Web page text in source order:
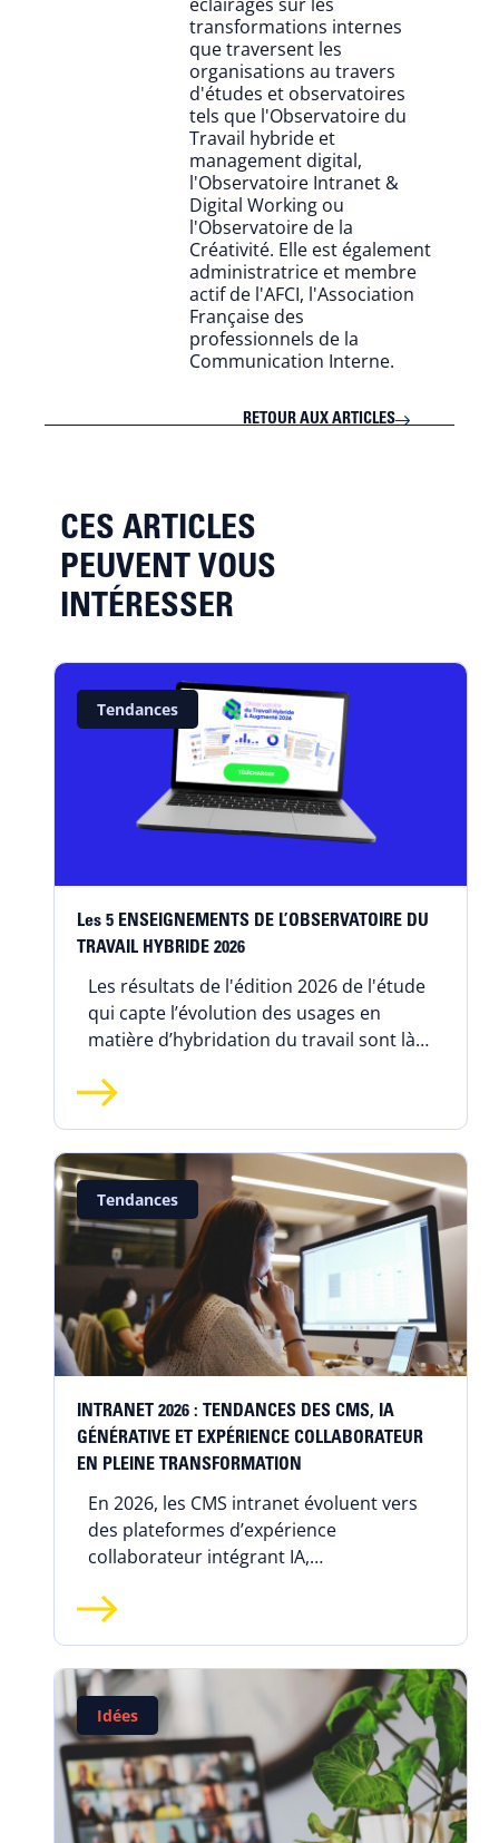
transformations internes
que traversent les
organisations au travers
d'études et observatoires
tels que l'Observatoire du
Travail hybride et
management digital,
l'Observatoire Intranet &
Digital Working ou
l'Observatoire de la
Créativité. Elle est également
administratrice et membre
actif de l'AFCI, l'Association
Française des
professionnels de la
Communication Interne.
RETOUR AUX ARTICLES
CES ARTICLES
PEUVENT VOUS
INTÉRESSER
Tendances
Les 5 ENSEIGNEMENTS DE L’OBSERVATOIRE DU
TRAVAIL HYBRIDE 2026
Les résultats de l'édition 2026 de l'étude
qui capte l’évolution des usages en
matière d’hybridation du travail sont là !
tendances du travail hybride.
Tendances
INTRANET 2026 : TENDANCES DES CMS, IA
GÉNÉRATIVE ET EXPÉRIENCE COLLABORATEUR
EN PLEINE TRANSFORMATION
En 2026, les CMS intranet évoluent vers
des plateformes d’expérience
collaborateur intégrant IA,
en posant de nouveaux enjeux de
Idées